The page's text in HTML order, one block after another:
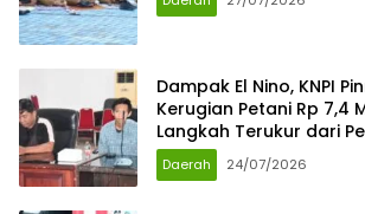
Dampak El Nino, KNPI
Kerugian Petani Rp 7,4
Langkah Terukur dari
Daerah 24/07/2026